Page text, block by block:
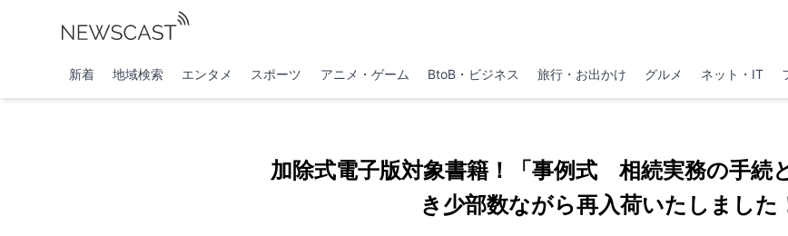
新着 地域検索 エンタメ スポーツ アニメ・ゲーム BtoB・ビジネス 旅行・お出かけ グルメ ネット・IT
加除式電子版対象書籍！「事例式 相続実務の手続
き少部数ながら再入荷いたしました